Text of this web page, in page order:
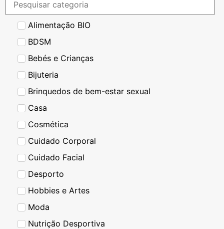
Alimentação BIO
BDSM
Bebés e Crianças
Bijuteria
Brinquedos de bem-estar sexual
Casa
Cosmética
Cuidado Corporal
Cuidado Facial
Desporto
Hobbies e Artes
Moda
Nutrição Desportiva